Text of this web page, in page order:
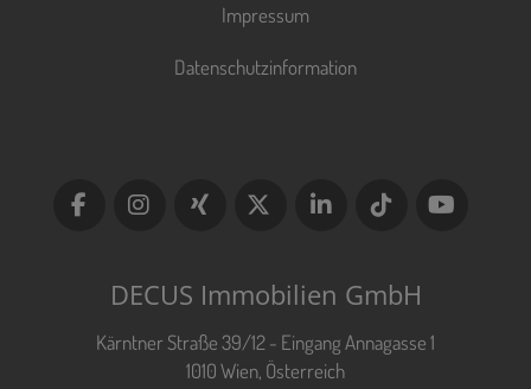
Impressum
Datenschutzinformation
DECUS Immobilien GmbH
Kärntner Straße 39/12 - Eingang Annagasse 1
1010 Wien, Österreich